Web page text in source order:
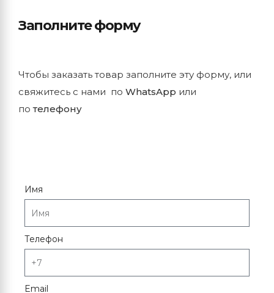
Заполните форму
Чтобы заказать товар заполните эту форму, или
свяжитесь с нами по WhatsApp или
потелефону
Имя
Телефон
Email